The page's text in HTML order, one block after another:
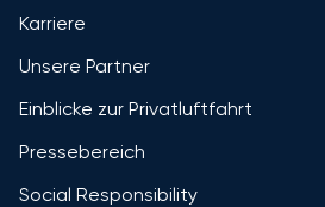
Karriere
Unsere Partner
Einblicke zur Privatluftfahrt
Pressebereich
Social Responsibility